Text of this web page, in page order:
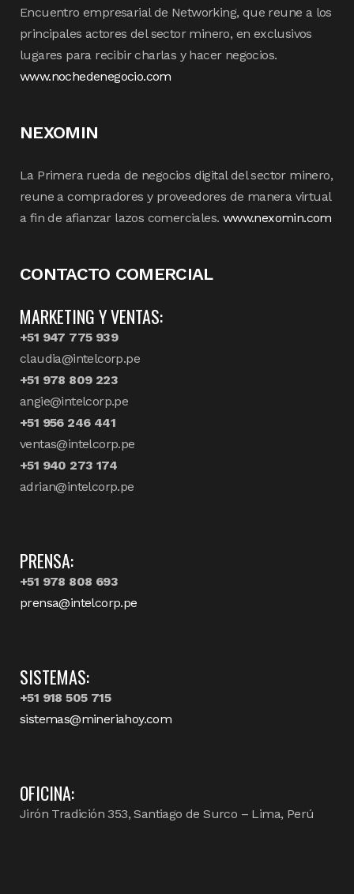
Encuentro empresarial de Networking, que reune a los
principales actores del sector minero, en exclusivos
lugares para recibir charlas y hacer negocios.
www.nochedenegocio.com
NEXOMIN
La Primera rueda de negocios digital del sector minero,
reune a compradores y proveedores de manera virtual
a fin de afianzar lazos comerciales. www.nexomin.com
CONTACTO COMERCIAL
MARKETING Y VENTAS:
+51 947 775 939
claudia@intelcorp.pe
+51 978 809 223
angie@intelcorp.pe
+51 956 246 441
ventas@intelcorp.pe
+51 940 273 174
adrian@intelcorp.pe
PRENSA:
+51 978 808 693
prensa@intelcorp.pe
SISTEMAS:
+51 918 505 715
sistemas@mineriahoy.com
OFICINA:
Jirón Tradición 353, Santiago de Surco – Lima, Perú